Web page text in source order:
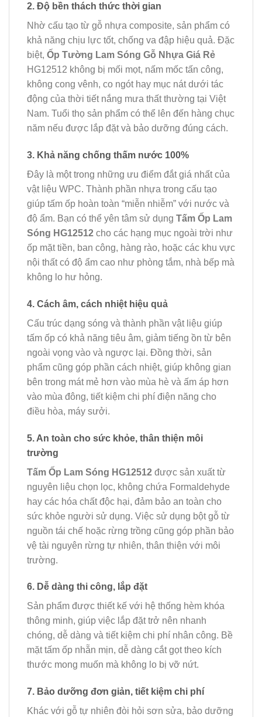
2. Độ bền thách thức thời gian
Nhờ cấu tạo từ gỗ nhựa composite, sản phẩm có
khả năng chịu lực tốt, chống va đập hiệu quả. Đặc
biệt, Ốp Tường Lam Sóng Gỗ Nhựa Giá Rẻ
HG12512 không bị mối mọt, nấm mốc tấn công,
không cong vênh, co ngót hay mục nát dưới tác
động của thời tiết nắng mưa thất thường tại Việt
Nam. Tuổi thọ sản phẩm có thể lên đến hàng chục
năm nếu được lắp đặt và bảo dưỡng đúng cách.
3. Khả năng chống thấm nước 100%
Đây là một trong những ưu điểm đắt giá nhất của
vật liệu WPC. Thành phần nhựa trong cấu tạo
giúp tấm ốp hoàn toàn “miễn nhiễm” với nước và
độ ẩm. Bạn có thể yên tâm sử dụng Tấm Ốp Lam
Sóng HG12512 cho các hạng mục ngoài trời như
ốp mặt tiền, ban công, hàng rào, hoặc các khu vực
nội thất có độ ẩm cao như phòng tắm, nhà bếp mà
không lo hư hỏng.
4. Cách âm, cách nhiệt hiệu quả
Cấu trúc dạng sóng và thành phần vật liệu giúp
tấm ốp có khả năng tiêu âm, giảm tiếng ồn từ bên
ngoài vọng vào và ngược lại. Đồng thời, sản
phẩm cũng góp phần cách nhiệt, giúp không gian
bên trong mát mẻ hơn vào mùa hè và ấm áp hơn
vào mùa đông, tiết kiệm chi phí điện năng cho
điều hòa, máy sưởi.
5. An toàn cho sức khỏe, thân thiện môi
trường
Tấm Ốp Lam Sóng HG12512 được sản xuất từ
nguyên liệu chọn lọc, không chứa Formaldehyde
hay các hóa chất độc hại, đảm bảo an toàn cho
sức khỏe người sử dụng. Việc sử dụng bột gỗ từ
nguồn tái chế hoặc rừng trồng cũng góp phần bảo
vệ tài nguyên rừng tự nhiên, thân thiện với môi
trường.
6. Dễ dàng thi công, lắp đặt
Sản phẩm được thiết kế với hệ thống hèm khóa
thông minh, giúp việc lắp đặt trở nên nhanh
chóng, dễ dàng và tiết kiệm chi phí nhân công. Bề
mặt tấm ốp nhẵn mịn, dễ dàng cắt gọt theo kích
thước mong muốn mà không lo bị vỡ nứt.
7. Bảo dưỡng đơn giản, tiết kiệm chi phí
Khác với gỗ tự nhiên đòi hỏi sơn sửa, bảo dưỡng